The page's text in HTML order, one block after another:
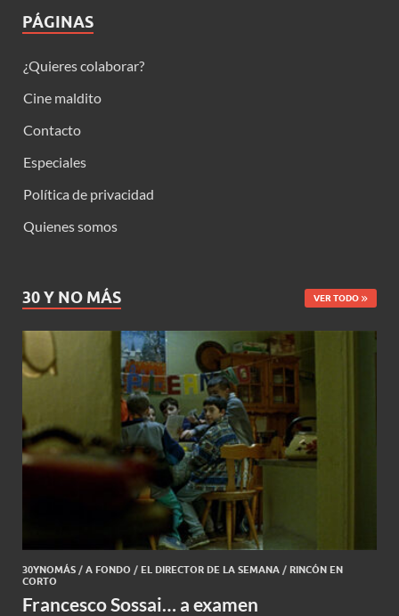
PÁGINAS
¿Quieres colaborar?
Cine maldito
Contacto
Especiales
Política de privacidad
Quienes somos
30 Y NO MÁS VER TODO
30YNOMÁS / A FONDO / EL DIRECTOR DE LA SEMANA / RINCÓN EN
CORTO
Francesco Sossai… a examen